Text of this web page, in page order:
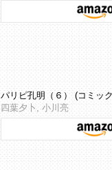
パリピ孔明（６） (コミッ
四葉夕卜, 小川亮